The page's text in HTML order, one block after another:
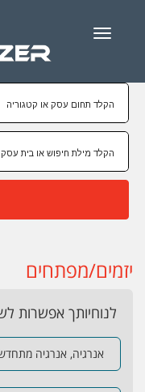
Menu
יזמים/מפתחים
לנוחיותך אפשרות
אנרגיה, אנרגיה